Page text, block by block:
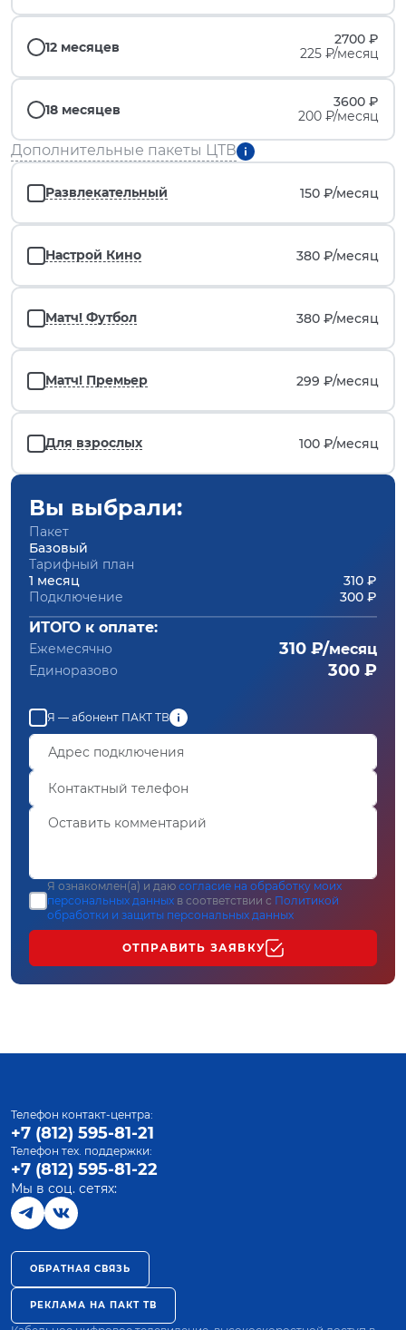
12 месяцев
2700 ₽
225 ₽/месяц
18 месяцев
3600 ₽
200 ₽/месяц
Дополнительные пакеты ЦТВ
Развлекательный 150 ₽/месяц
Настрой Кино 380 ₽/месяц
Матч! Футбол 380 ₽/месяц
Матч! Премьер 299 ₽/месяц
Для взрослых 100 ₽/месяц
Вы выбрали:
Пакет
Базовый
Тарифный план
1 месяц
310 ₽
Подключение
300 ₽
ИТОГО к оплате:
Ежемесячно 310 ₽/месяц
Единоразово 300 ₽
Я — абонент ПАКТ ТВ
Я ознакомлен(а) и даю согласие на обработку моих
персональных данных в соответствии с Политикой
обработки и защиты персональных данных
ОТПРАВИТЬ ЗАЯВКУ
Телефон контакт-центра:
+7 (812) 595-81-21
Телефон тех. поддержки:
+7 (812) 595-81-22
Мы в соц. сетях:
ОБРАТНАЯ СВЯЗЬ
РЕКЛАМА НА ПАКТ ТВ